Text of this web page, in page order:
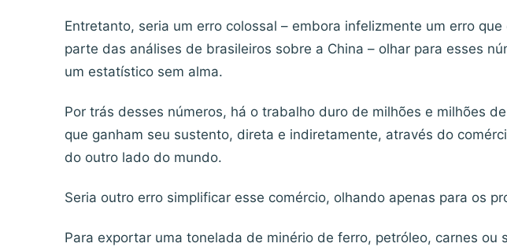
Entretanto, seria um erro colossal – embora infelizmente um erro
parte das análises de brasileiros sobre a China – olhar para esses
um estatístico sem alma.
Por trás desses números, há o trabalho duro de milhões e milhões
que ganham seu sustento, direta e indiretamente, através do
do outro lado do mundo.
Seria outro erro simplificar esse comércio, olhando apenas para os
Para exportar uma tonelada de minério de ferro, petróleo, carnes ou